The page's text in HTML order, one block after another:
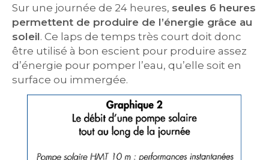
Sur une journée de 24 heures, seules 6 heures
permettent de produire de l’énergie grâce au
soleil. Ce laps de temps très court doit donc
être utilisé à bon escient pour produire assez
d’énergie pour pomper l’eau, qu’elle soit en
surface ou immergée.